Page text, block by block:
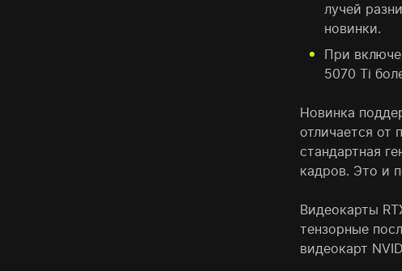
лучей
новинки.
При
5070 Ti
Новинка
отличается от
стандартная
кадров. Это и
Видеокарты
тензорные
видеокарт